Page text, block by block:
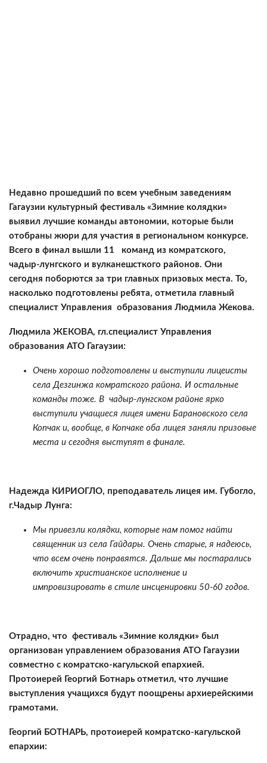
Недавно прошедший по всем учебным заведениям
Гагаузии культурный фестиваль «Зимние колядки»
выявил лучшие команды автономии, которые были
отобраны жюри для участия в региональном конкурсе.
Всего в финал вышли 11 команд из комратского,
чадыр-лунгского и вулканешсткого районов. Они
сегодня поборются за три главных призовых места. То,
насколько подготовлены ребята, отметила главный
специалист Управления образования Людмила Жекова.
Людмила ЖЕКОВА, гл.специалист Управления
образования АТО Гагаузии:
Очень хорошо подготовлены и выступили лицеисты
села Дезгинжа комратского района. И остальные
команды тоже. В чадыр-лунгском районе ярко
выступили учащиеся лицея имени Барановского села
Копчак и, вообще, в Копчаке оба лицея заняли призовые
места и сегодня выступят в финале.
Надежда КИРИОГЛО, преподаватель лицея им. Губогло,
г.Чадыр Лунга:
Мы привезли колядки, которые нам помог найти
священник из села Гайдары. Очень старые, я надеюсь,
что всем очень понравятся. Дальше мы постарались
включить христианское исполнение и
импровизировать в стиле инсценировки 50-60 годов.
Отрадно, что фестиваль «Зимние колядки» был
организован управлением образования АТО Гагаузии
совместно с комратско-кагульской епархией.
Протоиерей Георгий Ботнарь отметил, что лучшие
выступления учащихся будут поощрены архиерейскими
грамотами.
Георгий БОТНАРЬ, протоиерей комратско-кагульской
епархии: